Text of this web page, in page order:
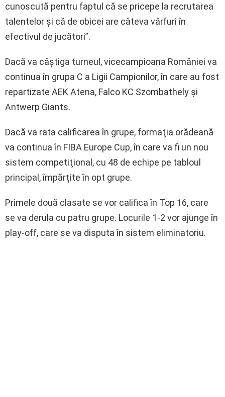
cunoscută pentru faptul că se pricepe la recrutarea
talentelor şi că de obicei are câteva vârfuri în
efectivul de jucători”.
Dacă va câştiga turneul, vicecampioana României va
continua în grupa C a Ligii Campionilor, în care au fost
repartizate AEK Atena, Falco KC Szombathely şi
Antwerp Giants.
Dacă va rata calificarea în grupe, formaţia orădeană
va continua în FIBA Europe Cup, în care va fi un nou
sistem competiţional, cu 48 de echipe pe tabloul
principal, împărţite în opt grupe.
Primele două clasate se vor califica în Top 16, care
se va derula cu patru grupe. Locurile 1-2 vor ajunge în
play-off, care se va disputa în sistem eliminatoriu.